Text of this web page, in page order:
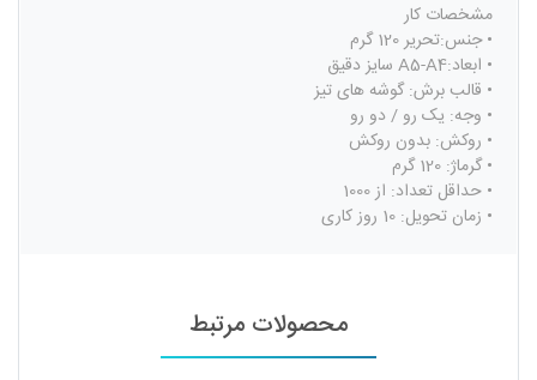
مشخصات کار
• جنس:تحریر 120 گرم
• ابعاد:A5-A4 سایز دقیق
• قالب برش: گوشه های تیز
• وجه: یک رو / دو رو
• روکش: بدون روکش
• گرماژ: 120 گرم
• حداقل تعداد: از 1000
• زمان تحویل: 10 روز کاری
محصولات مرتبط